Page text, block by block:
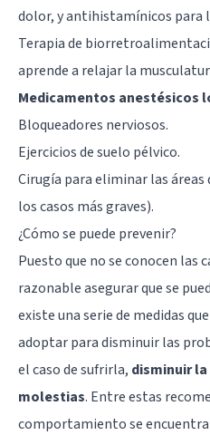
dolor, y antihistamínicos para
Terapia de
aprende a relajar la
Medicamentos anestésicos
Bloqueadores nerviosos.
Ejercicios de suelo pélvico.
Cirugía para eliminar las
los casos más graves).
¿Cómo se puede prevenir?
Puesto que no se conocen las
razonable asegurar que se
existe una serie de medidas
adoptar para disminuir las
el caso de sufrirla, disminuir
molestias. Entre estas
comportamiento se